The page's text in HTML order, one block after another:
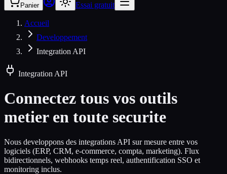
Panier Essai gratuit
Accueil
Developpement
Integration API
Integration API
Connectez tous vos outils
metier en toute securite
Nous developpons des integrations API sur mesure entre vos
logiciels (ERP, CRM, e-commerce, compta, marketing). Flux
bidirectionnels, webhooks temps reel, authentification SSO et
monitoring inclus.